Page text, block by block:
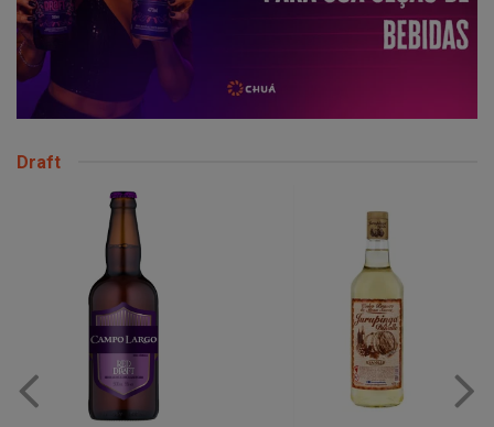
Draft